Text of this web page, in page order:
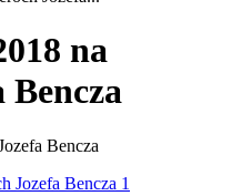
na
Bencza
Bencza